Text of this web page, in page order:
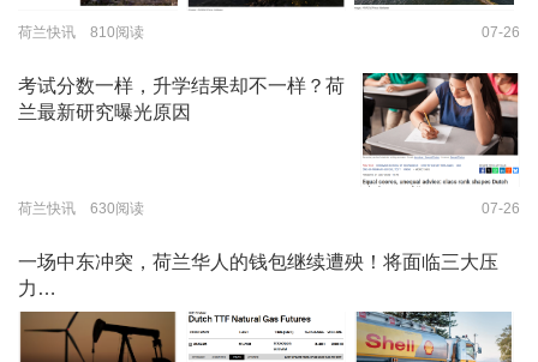
荷兰快讯 810阅读 07-26
考试分数一样，升学结果却不一样？荷
兰最新研究曝光原因
荷兰快讯 630阅读 07-26
一场中东冲突，荷兰华人的钱包继续遭殃！将面临三大压
力…